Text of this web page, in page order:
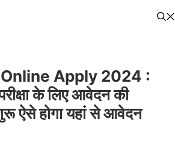
Apply 2024 :
के लिए आवेदन की
ऐसे होगा यहां से आवेदन